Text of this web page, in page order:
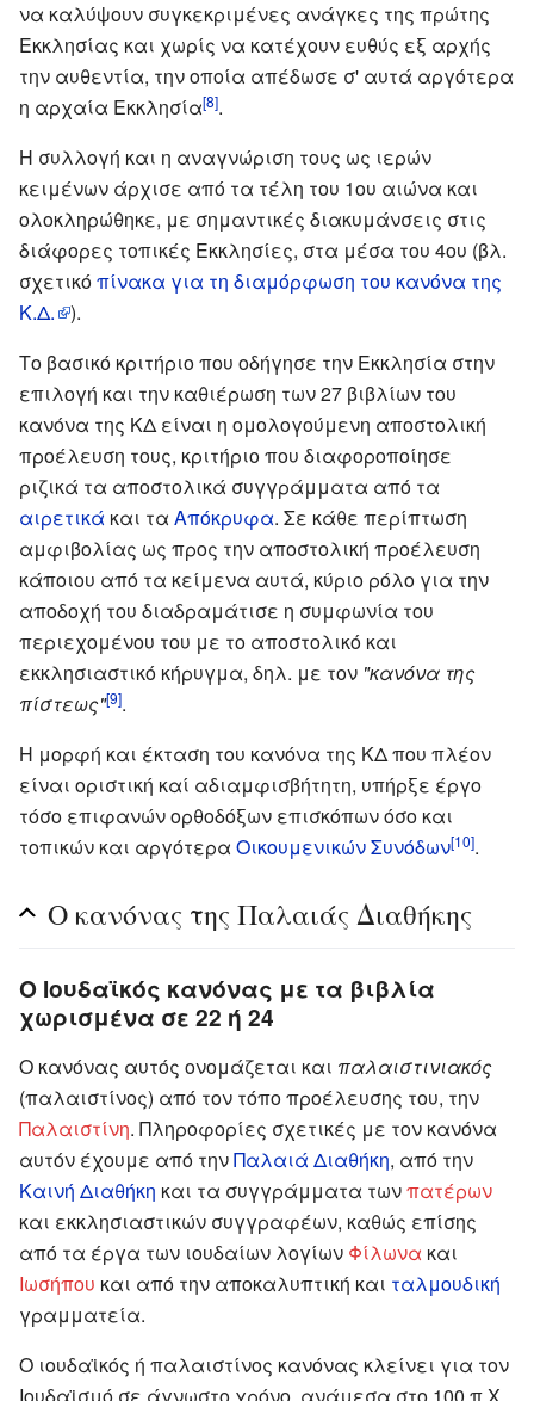
να καλύψουν συγκεκριμένες ανάγκες της πρώτης
Εκκλησίας και χωρίς να κατέχουν ευθύς εξ αρχής
την αυθεντία, την οποία απέδωσε σ' αυτά αργότερα
η αρχαία Εκκλησία[8].
Η συλλογή και η αναγνώριση τους ως ιερών
κειμένων άρχισε από τα τέλη του 1ου αιώνα και
ολοκληρώθηκε, με σημαντικές διακυμάνσεις στις
διάφορες τοπικές Εκκλησίες, στα μέσα του 4ου (βλ.
σχετικόπίνακα για τη διαμόρφωση του κανόνα της
Κ.Δ.
).
Το βασικό κριτήριο που οδήγησε την Εκκλησία στην
επιλογή και την καθιέρωση των 27 βιβλίων του
κανόνα της ΚΔ είναι η ομολογούμενη αποστολική
προέλευση τους, κριτήριο που διαφοροποίησε
ριζικά τα αποστολικά συγγράμματα από τα
αιρετικά και τα Απόκρυφα. Σε κάθε περίπτωση
αμφιβολίας ως προς την αποστολική προέλευση
κάποιου από τα κείμενα αυτά, κύριο ρόλο για την
αποδοχή του διαδραμάτισε η συμφωνία του
περιεχομένου του με το αποστολικό και
εκκλησιαστικό κήρυγμα, δηλ. με τον "κανόνα της
πίστεως"[9].
Η μορφή και έκταση του κανόνα της ΚΔ που πλέον
είναι οριστική καί αδιαμφισβήτητη, υπήρξε έργο
τόσο επιφανών ορθοδόξων επισκόπων όσο και
τοπικών και αργότερα Οικουμενικών Συνόδων[10].
Ο κανόνας της Παλαιάς Διαθήκης
Ο Ιουδαϊκός κανόνας με τα βιβλία
χωρισμένα σε 22 ή 24
Ο κανόνας αυτός ονομάζεται και παλαιστινιακός
(παλαιστίνος) από τον τόπο προέλευσης του, την
Παλαιστίνη. Πληροφορίες σχετικές με τον κανόνα
αυτόν έχουμε από τηνΠαλαιά Διαθήκη, από την
Καινή Διαθήκη και τα συγγράμματα τωνπατέρων
και εκκλησιαστικών συγγραφέων, καθώς επίσης
από τα έργα των ιουδαίων λογίων Φίλωνα και
Ιωσήπου και από την αποκαλυπτική και ταλμουδική
γραμματεία.
Ο ιουδαϊκός ή παλαιστίνος κανόνας κλείνει για τον
Ιουδαϊσμό σε άγνωστο χρόνο, ανάμεσα στο 100 π.Χ.